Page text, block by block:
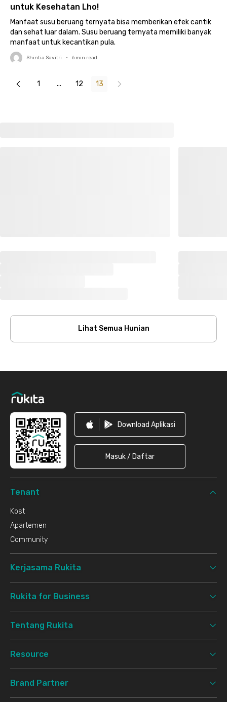
untuk Kesehatan Lho!
Manfaat susu beruang ternyata bisa memberikan efek cantik
dan sehat luar dalam. Susu beruang ternyata memiliki banyak
manfaat untuk kecantikan pula.
Shintia Savitri • 6 min read
1 ... 12 13
Lihat Semua Hunian
Download Aplikasi
Masuk / Daftar
Tenant
Kost
Apartemen
Community
Kerjasama Rukita
Rukita for Business
Tentang Rukita
Resource
Brand Partner